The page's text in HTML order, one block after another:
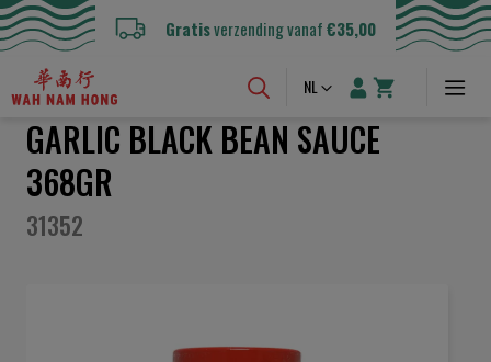
Gratisverzending vanaf€35,00
Taal
NL
GARLIC BLACK BEAN SAUCE
368GR
31352